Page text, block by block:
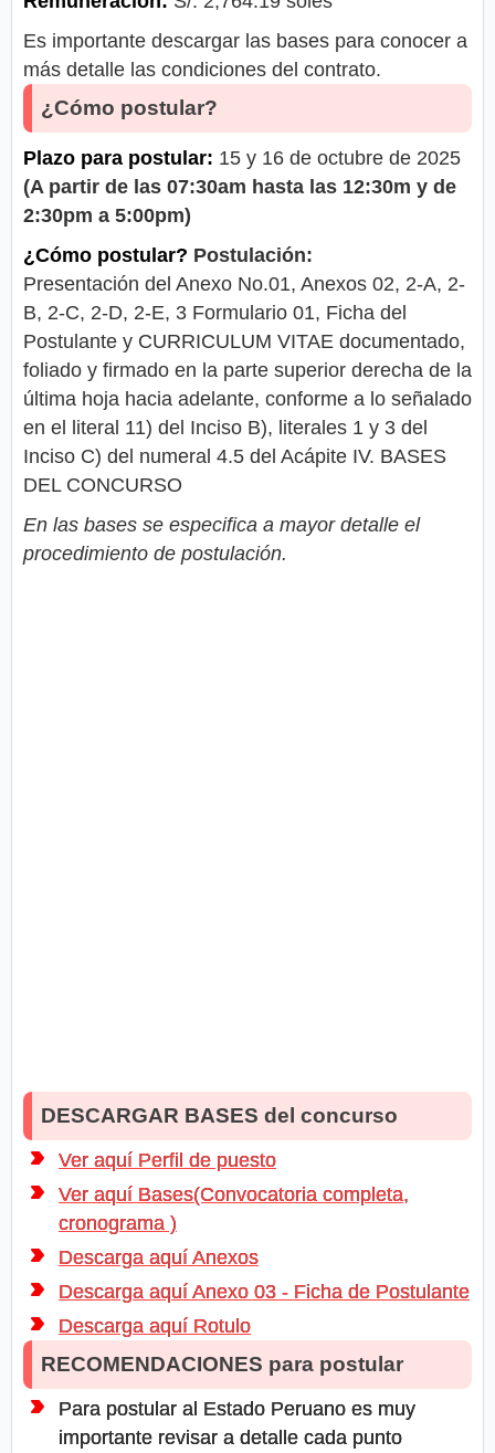
Es importante descargar las bases para conocer a
más detalle las condiciones del contrato.
¿Cómo postular?
Plazo para postular: 15 y 16 de octubre de 2025
(A partir de las 07:30am hasta las 12:30m y de
2:30pm a 5:00pm)
¿Cómo postular? Postulación:
Presentación del Anexo No.01, Anexos 02, 2-A, 2-
B, 2-C, 2-D, 2-E, 3 Formulario 01, Ficha del
Postulante y CURRICULUM VITAE documentado,
foliado y firmado en la parte superior derecha de la
última hoja hacia adelante, conforme a lo señalado
en el literal 11) del Inciso B), literales 1 y 3 del
Inciso C) del numeral 4.5 del Acápite IV. BASES
DEL CONCURSO
En las bases se especifica a mayor detalle el
procedimiento de postulación.
DESCARGAR BASES del concurso
Ver aquí Perfil de puesto
Ver aquí Bases(Convocatoria completa,
cronograma )
Descarga aquí Anexos
Descarga aquí Anexo 03 - Ficha de Postulante
Descarga aquí Rotulo
RECOMENDACIONES para postular
Para postular al Estado Peruano es muy
importante revisar a detalle cada punto